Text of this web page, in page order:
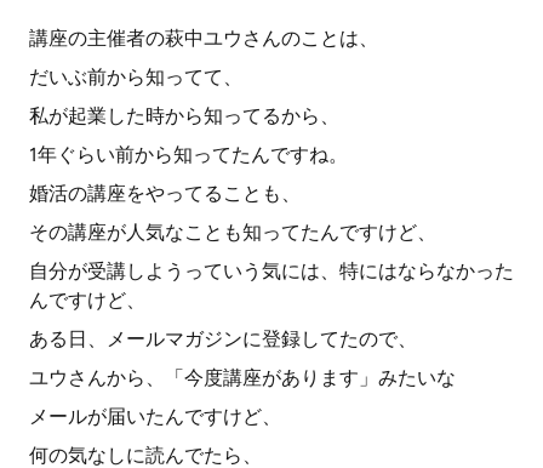
講座の主催者の萩中ユウさんのことは、
だいぶ前から知ってて、
私が起業した時から知ってるから、
1年ぐらい前から知ってたんですね。
婚活の講座をやってることも、
その講座が人気なことも知ってたんですけど、
自分が受講しようっていう気には、特にはならなかった
んですけど、
ある日、メールマガジンに登録してたので、
ユウさんから、「今度講座があります」みたいな
メールが届いたんですけど、
何の気なしに読んでたら、